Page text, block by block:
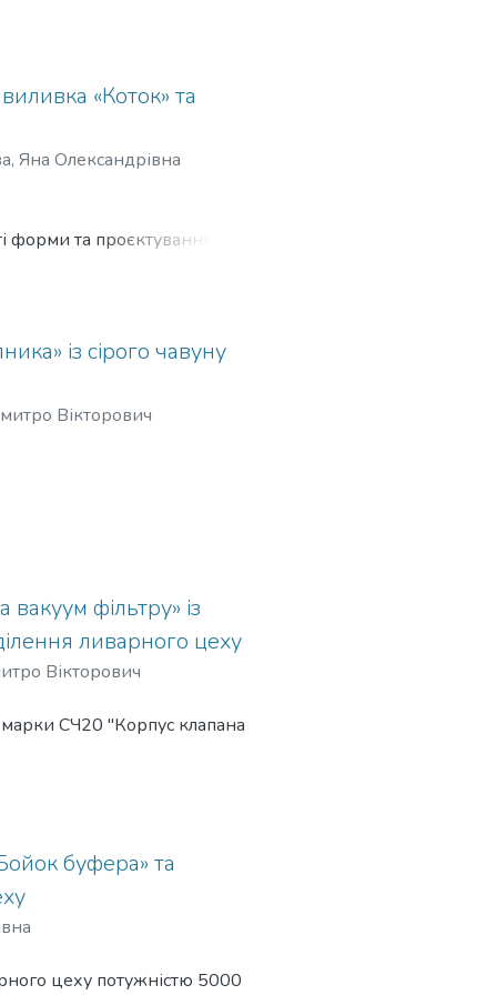
аспектів, а також
у
«Коток» та
Яна Олександрівна
форми та проєктування
із сірого чавуну
Вікторович
у
«
та
фільтру» із
ливарного цеху
Вікторович
СЧ20 "Корпус клапана
виливка "Корпус клапана
технологічне
литва у ливарних
буфера» та
цеху потужністю 5000